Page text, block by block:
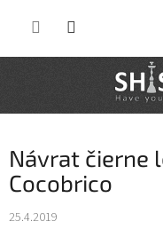
Návrat čierne
Cocobrico
25.4.2019